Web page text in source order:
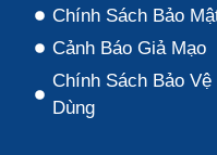
Chính Sách Bảo
Cảnh Báo Giả Mạo
Chính Sách Bảo
Dùng